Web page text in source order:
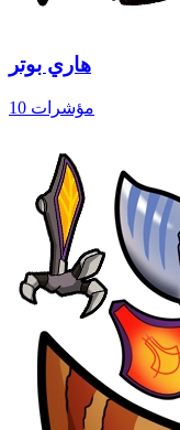
هاري بوتر
10 مؤشرات